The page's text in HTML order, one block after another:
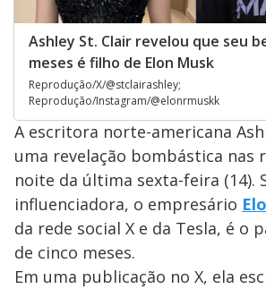
Ashley St. Clair revelou que seu
meses é filho de Elon Musk
Reprodução/X/@stclairashley;
Reprodução/Instagram/@elonrmuskk
A escritora norte-americana
uma revelação bombástica nas
noite da última sexta-feira (14).
influenciadora, o empresário
da rede social X e da Tesla, é o
de cinco meses.
Em uma publicação no X, ela